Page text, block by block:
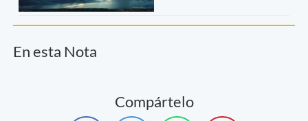
En esta Nota
Compártelo